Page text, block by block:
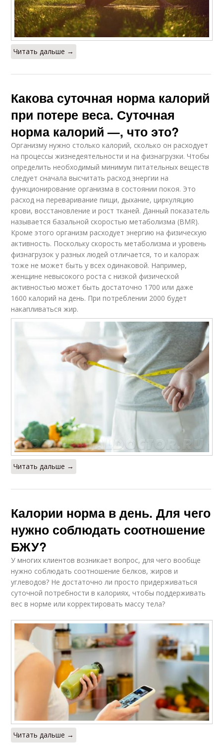
Читать дальше →
Какова суточная норма калорий
при потере веса. Суточная
норма калорий —, что это?
Организму нужно столько калорий, сколько он расходует
на процессы жизнедеятельности и на физнагрузки. Чтобы
определить необходимый минимум питательных веществ
следует сначала высчитать расход энергии на
функционирование организма в состоянии покоя. Это
расход на переваривание пищи, дыхание, циркуляцию
крови, восстановление и рост тканей. Данный показатель
называется базальной скоростью метаболизма (BMR).
Кроме этого организм расходует энергию на физическую
активность. Поскольку скорость метаболизма и уровень
физнагрузок у разных людей отличается, то и калораж
тоже не может быть у всех одинаковой. Например,
женщине невысокого роста с низкой физической
активностью может быть достаточно 1700 или даже
1600 калорий на день. При потреблении 2000 будет
накапливаться жир.
Читать дальше →
Калории норма в день. Для чего
нужно соблюдать соотношение
БЖУ?
У многих клиентов возникает вопрос, для чего вообще
нужно соблюдать соотношение белков, жиров и
углеводов? Не достаточно ли просто придерживаться
суточной потребности в калориях, чтобы поддерживать
вес в норме или корректировать массу тела?
Читать дальше →